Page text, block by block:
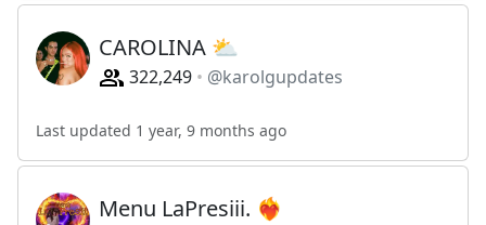
CAROLINA ⛅️
322,249 @karolgupdates
Last updated 1 year, 9 months ago
Menu LaPresiii. ❤️‍🔥